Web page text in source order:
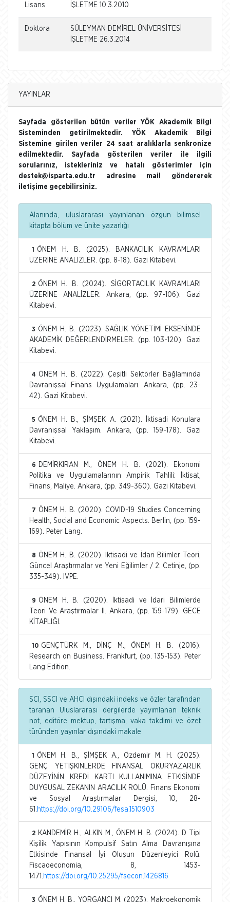
Lisans
İŞLETME 10.3.2010
Doktora
SÜLEYMAN DEMİREL ÜNİVERSİTESİ
İŞLETME 26.3.2014
YAYINLAR
Sayfada gösterilen bütün veriler YÖK Akademik Bilgi
Sisteminden getirilmektedir. YÖK Akademik Bilgi
Sistemine girilen veriler 24 saat aralıklarla senkronize
edilmektedir. Sayfada gösterilen veriler ile ilgili
sorularınız, istekleriniz ve hatalı gösterimler için
destek@isparta.edu.tr adresine mail göndererek
iletişime geçebilirsiniz.
Alanında, uluslararası yayınlanan özgün bilimsel
kitapta bölüm ve ünite yazarlığı
1
ÖNEM H. B. (2025). BANKACILIK KAVRAMLARI
ÜZERİNE ANALİZLER. (pp. 8-18). Gazi Kitabevi.
2 ÖNEM H. B. (2024). SİGORTACILIK KAVRAMLARI
ÜZERİNE ANALİZLER. Ankara, (pp. 97-106). Gazi
Kitabevi.
3 ÖNEM H. B. (2023). SAĞLIK YÖNETİMİ EKSENİNDE
AKADEMİK DEĞERLENDİRMELER. (pp. 103-120). Gazi
Kitabevi.
4 ÖNEM H. B. (2022). Çeşitli Sektörler Bağlamında
Davranışsal Finans Uygulamaları. Ankara, (pp. 23-
42). Gazi Kitabevi.
5 ÖNEM H. B., ŞİMŞEK A. (2021). İktisadi Konulara
Davranışsal Yaklaşım. Ankara, (pp. 159-178). Gazi
Kitabevi.
6
DEMİRKIRAN M., ÖNEM H. B. (2021). Ekonomi
Politika ve Uygulamalarının Ampirik Tahlili: İktisat,
Finans, Maliye. Ankara, (pp. 349-360). Gazi Kitabevi.
7 ÖNEM H. B. (2020). COVID-19 Studies Concerning
Health, Social and Economic Aspects. Berlin, (pp. 159-
169). Peter Lang.
8 ÖNEM H. B. (2020). İktisadi ve İdari Bilimler Teori,
Güncel Araştırmalar ve Yeni Eğilimler / 2. Cetinje, (pp.
335-349). IVPE.
9 ÖNEM H. B. (2020). İktisadi ve İdari Bilimlerde
Teori Ve Araştırmalar II. Ankara, (pp. 159-179). GECE
KİTAPLIĞI.
10 GENÇTÜRK M., DİNÇ M., ÖNEM H. B. (2016).
Research on Business. Frankfurt, (pp. 135-153). Peter
Lang Edition.
SCI, SSCI ve AHCI dışındaki indeks ve özler tarafından
taranan Uluslararası dergilerde yayımlanan teknik
not, editöre mektup, tartışma, vaka takdimi ve özet
türünden yayınlar dışındaki makale
1
ÖNEM H. B., ŞİMŞEK A., Özdemir M. H. (2025).
GENÇ YETİŞKİNLERDE FİNANSAL OKURYAZARLIK
DÜZEYİNİN KREDİ KARTI KULLANIMINA ETKİSİNDE
DUYGUSAL ZEKANIN ARACILIK ROLÜ. Finans Ekonomi
ve Sosyal Araştırmalar Dergisi, 10, 28-
61. https://doi.org/10.29106/fesa.1510903
2 KANDEMİR H., ALKIN M., ÖNEM H. B. (2024). D Tipi
Kişilik Yapısının Kompulsif Satın Alma Davranışına
Etkisinde Finansal İyi Oluşun Düzenleyici Rolü.
Fiscaoeconomia, 8, 1453-
1471. https://doi.org/10.25295/fsecon.1426816
3 ÖNEM H. B., YORGANCI M. (2023). Makroekonomik